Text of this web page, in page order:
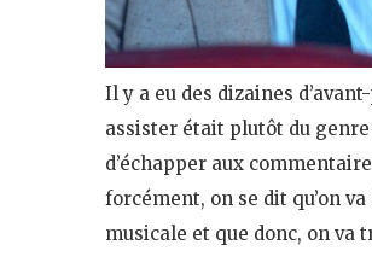
Il y a eu des dizaines
assister était plutôt du
d’échapper aux
forcément, on se dit qu’on
musicale et que donc, on va